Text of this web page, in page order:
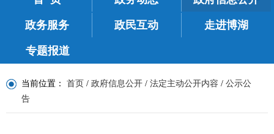
政务服务 政民互动 走进博湖
专题报道
当前位置： 首页 / 政府信息公开 / 法定主动公开内容 / 公示公
告